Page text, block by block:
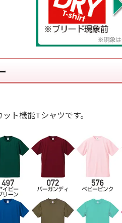
ト機能Tシャツです。